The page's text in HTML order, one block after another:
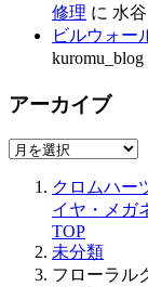
修理 に 水
ビルウォー
kuromu_blog
アーカイブ
ア
クロムハー
イヤ・メガ
TOP
未分類
フローラル